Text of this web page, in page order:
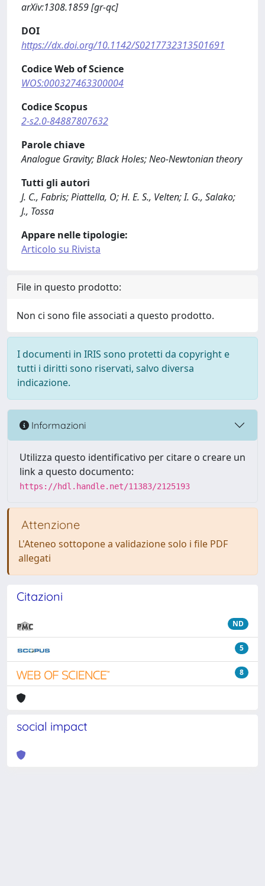
arXiv:1308.1859 [gr-qc]
DOI
https://dx.doi.org/10.1142/S0217732313501691
Codice Web of Science
WOS:000327463300004
Codice Scopus
2-s2.0-84887807632
Parole chiave
Analogue Gravity; Black Holes; Neo-Newtonian theory
Tutti gli autori
J. C., Fabris; Piattella, O; H. E. S., Velten; I. G., Salako;
J., Tossa
Appare nelle tipologie:
Articolo su Rivista
File in questo prodotto:
Non ci sono file associati a questo prodotto.
I documenti in IRIS sono protetti da copyright e
tutti i diritti sono riservati, salvo diversa
indicazione.
Informazioni
Utilizza questo identificativo per citare o creare un
link a questo documento:
https://hdl.handle.net/11383/2125193
Attenzione
L'Ateneo sottopone a validazione solo i file PDF
allegati
Citazioni
ND
5
8
social impact